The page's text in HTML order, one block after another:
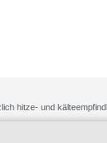
hitze- und